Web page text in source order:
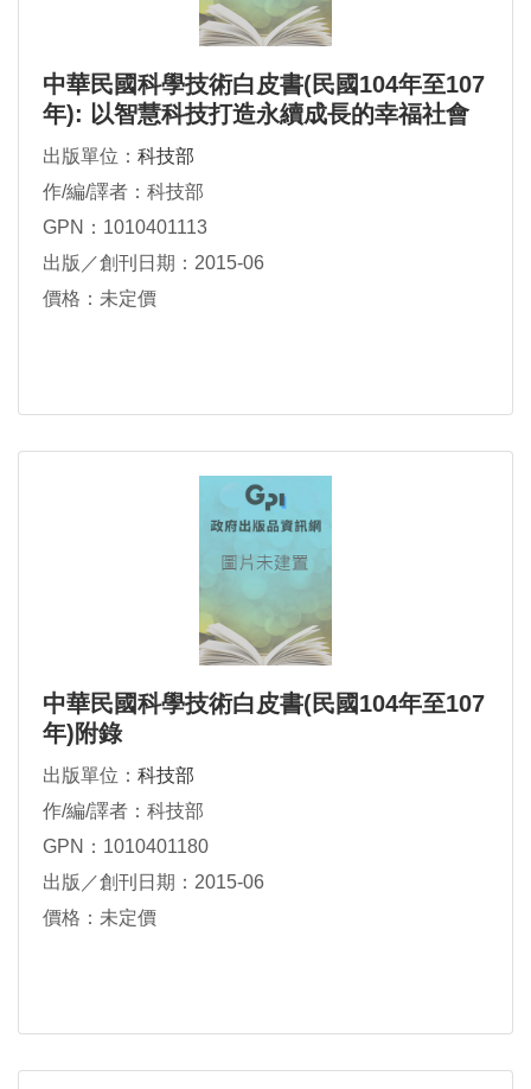
中華民國科學技術白皮書(民國104年至107
年): 以智慧科技打造永續成長的幸福社會
出版單位： 科技部
作/編/譯者：科技部
GPN：1010401113
出版／創刊日期：2015-06
價格：未定價
中華民國科學技術白皮書(民國104年至107
年)附錄
出版單位： 科技部
作/編/譯者：科技部
GPN：1010401180
出版／創刊日期：2015-06
價格：未定價